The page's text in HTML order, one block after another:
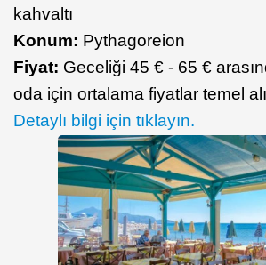
kahvaltı
Konum: Pythagoreion
Fiyat: Geceliği 45 € - 65 €
oda için ortalama fiyatlar temel
Detaylı bilgi için tıklayın.